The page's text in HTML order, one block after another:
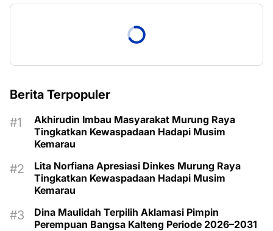
Berita Terpopuler
Akhirudin Imbau Masyarakat Murung Raya
Tingkatkan Kewaspadaan Hadapi Musim
Kemarau
Lita Norfiana Apresiasi Dinkes Murung Raya
Tingkatkan Kewaspadaan Hadapi Musim
Kemarau
Dina Maulidah Terpilih Aklamasi Pimpin
Perempuan Bangsa Kalteng Periode 2026–2031